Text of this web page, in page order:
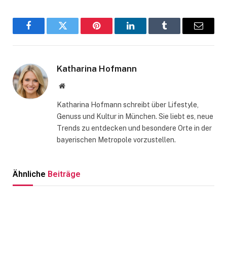
FacebookTwitter Pinterest LinkedInTumblr Email
Katharina Hofmann
Website
Katharina Hofmann schreibt über Lifestyle,
Genuss und Kultur in München. Sie liebt es, neue
Trends zu entdecken und besondere Orte in der
bayerischen Metropole vorzustellen.
Ähnliche Beiträge